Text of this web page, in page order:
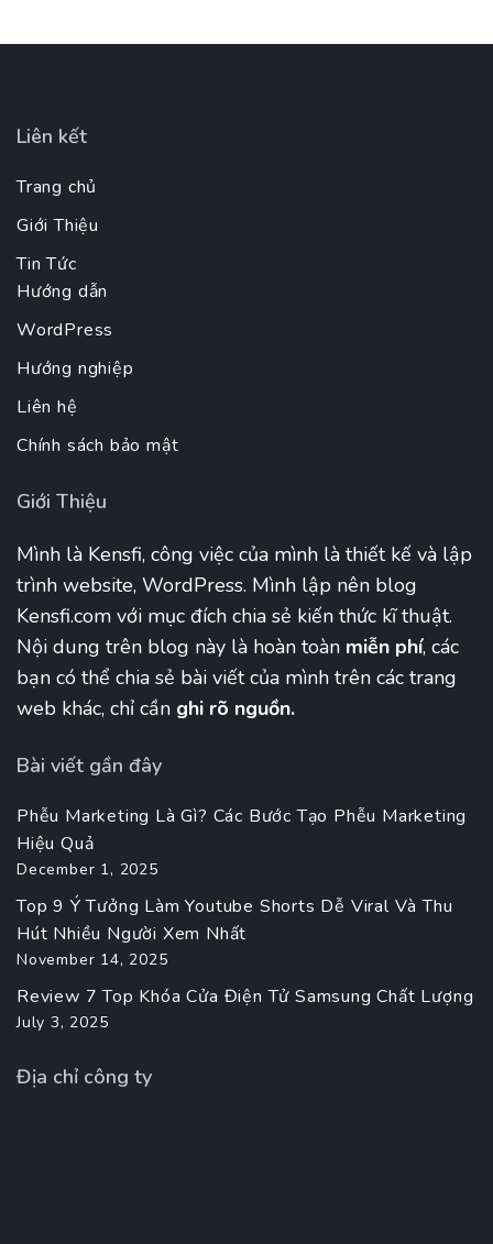
Liên kết
Trang chủ
Giới Thiệu
Tin Tức
Hướng dẫn
WordPress
Hướng nghiệp
Liên hệ
Chính sách bảo mật
Giới Thiệu
Mình là Kensfi, công việc của mình là thiết kế và lập
trình website, WordPress. Mình lập nên blog
Kensfi.com với mục đích chia sẻ kiến thức kĩ thuật.
Nội dung trên blog này là hoàn toàn miễn phí, các
bạn có thể chia sẻ bài viết của mình trên các trang
web khác, chỉ cần ghi rõ nguồn.
Bài viết gần đây
Phễu Marketing Là Gì? Các Bước Tạo Phễu Marketing
Hiệu Quả
December 1, 2025
Top 9 Ý Tưởng Làm Youtube Shorts Dễ Viral Và Thu
Hút Nhiều Người Xem Nhất
November 14, 2025
Review 7 Top Khóa Cửa Điện Tử Samsung Chất Lượng
July 3, 2025
Địa chỉ công ty